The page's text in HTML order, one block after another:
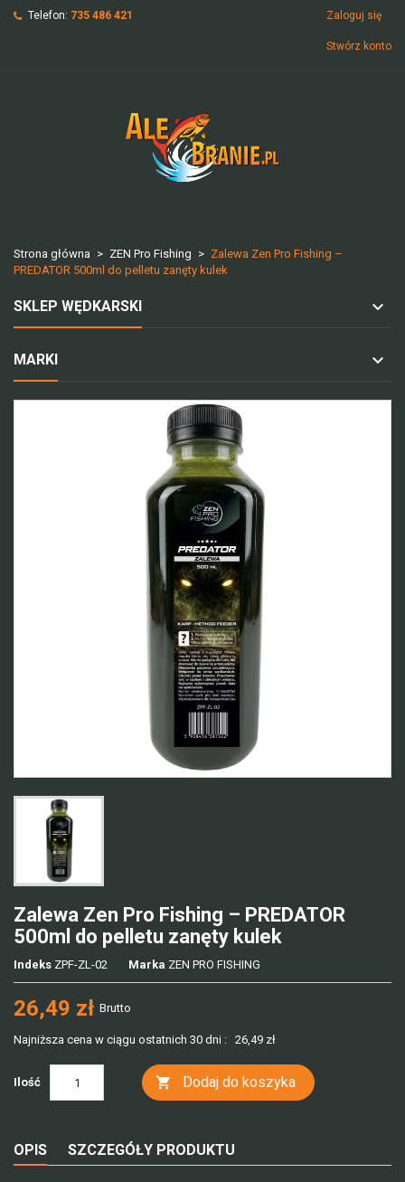
Telefon: 735 486 421 Zaloguj się
Stwórz konto
Strona główna ZEN Pro Fishing
Zalewa Zen Pro Fishing –
PREDATOR 500ml do pelletu zanęty kulek
SKLEP WĘDKARSKI
MARKI
Zalewa Zen Pro Fishing – PREDATOR
500ml do pelletu zanęty kulek
Indeks ZPF-ZL-02 Marka ZEN PRO FISHING
26,49 zł Brutto
Najniższa cena w ciągu ostatnich 30 dni : 26,49 zł
Ilość  Dodaj do koszyka
OPIS SZCZEGÓŁY PRODUKTU